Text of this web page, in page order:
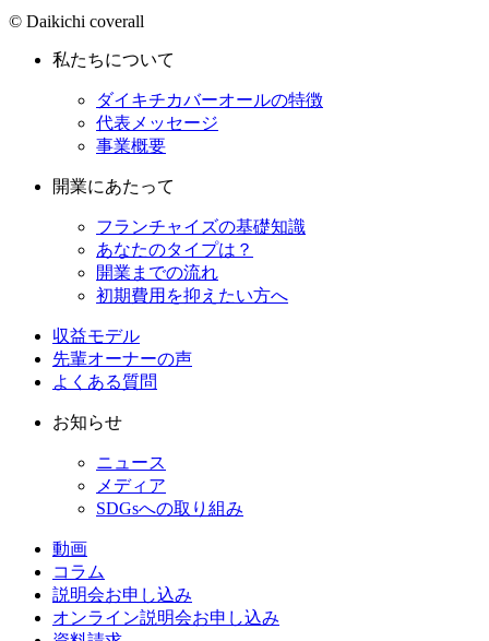
© Daikichi coverall
私たちについて
ダイキチカバーオールの特徴
代表メッセージ
事業概要
開業にあたって
フランチャイズの基礎知識
あなたのタイプは？
開業までの流れ
初期費用を抑えたい方へ
収益モデル
先輩オーナーの声
よくある質問
お知らせ
ニュース
メディア
SDGsへの取り組み
動画
コラム
説明会お申し込み
オンライン説明会お申し込み